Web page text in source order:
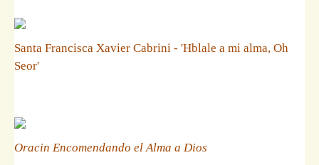
Santa Francisca Xavier Cabrini - 'Hblale a mi alma, Oh
Seor'
Oracin Encomendando el Alma a Dios